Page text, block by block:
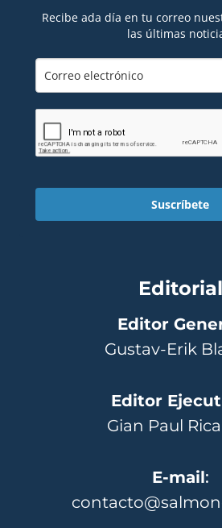
Recibe ada día en tu correo
las últimas
Suscríbete
Editorial
Editor
Gustav-Erik
Editor
Gian Paul
E-mail: